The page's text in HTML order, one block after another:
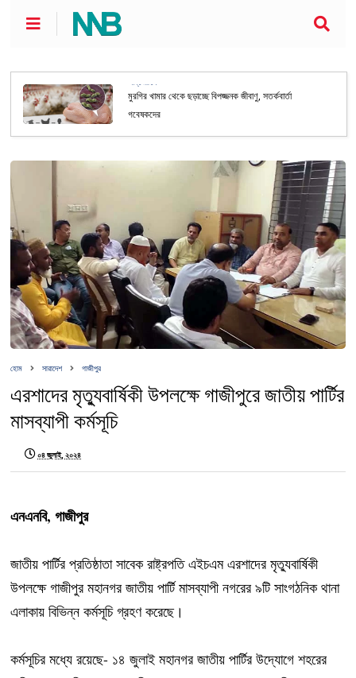
মুরগির খামার থেকে ছড়াচ্ছে বিপজ্জনক জীবাণু, সতর্কবার্তা
গবেষকদের
হোম সারাদেশ গাজীপুর
এরশাদের মৃত্যুবার্ষিকী উপলক্ষে গাজীপুরে জাতীয় পার্টির
মাসব্যাপী কর্মসূচি
০৪ জুলাই, ২০২৪
এনএনবি, গাজীপুর
জাতীয় পার্টির প্রতিষ্ঠাতা সাবেক রাষ্ট্রপতি এইচএম এরশাদের মৃত্যুবার্ষিকী
উপলক্ষে গাজীপুর মহানগর জাতীয় পার্টি মাসব্যাপী নগরের ৯টি সাংগঠনিক থানা
এলাকায় বিভিন্ন কর্মসূচি গ্রহণ করেছে।
কর্মসূচির মধ্যে রয়েছে- ১৪ জুলাই মহানগর জাতীয় পার্টির উদ্যোগে শহরের